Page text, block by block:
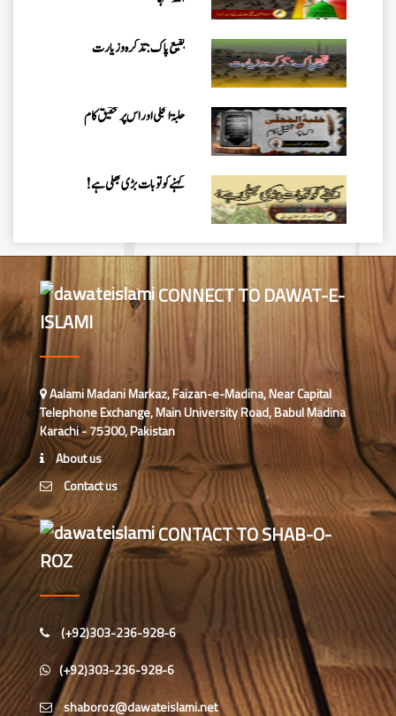
حلبۃ المجلی اور اس پر تحقیق کام
کہنے کو تو بات بڑی بھلی ہے!
کیا حکمِ احادیث میں ائمّہ کرام پر اعتماد
تحکیمِ حدیث کن کتب سے کریں؟
پندرہ سوواں جشن ولادت، ہم کیسے
منائیں؟
فتح المنان کا تعارفی جائزہ
المنهل العذب المورود شرح سنن ابي
داؤدکا تعارف
حقیقی توبہ
حضرتِ سیّدتُنا سَودہ بنتِ زَمْعہ رضیَ
CONNECT TO DAWAT-E-
ISLAMI
Aalami Madani Markaz, Faizan-e-Madina, Near Capital
Telephone Exchange, Main University Road, Babul Madina
Karachi - 75300, Pakistan
About us
Contact us
CONTACT TO SHAB-O-
ROZ
(+92)303-236-928-6
(+92)303-236-928-6